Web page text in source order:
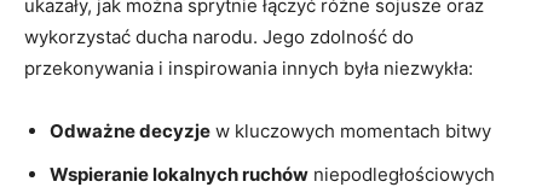
ukazały, jak można sprytnie łączyć różne sojusze ⁤oraz
wykorzystać⁣ ducha narodu.‌ Jego‍ zdolność do
przekonywania ‍i inspirowania innych była ​niezwykła:
Odważne⁢ decyzje w kluczowych momentach​ bitwy
Wspieranie lokalnych ruchów niepodległościowych